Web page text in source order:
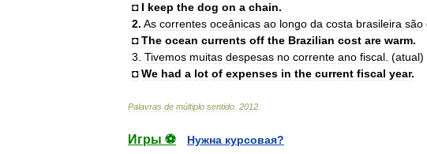
◘ I keep the dog on a chain.
2. As correntes oceânicas ao longo da costa brasileira são
◘ The ocean currents off the Brazilian cost are warm.
3 Tivemos muitas despesas no corrente ano fiscal . (atual)
◘ We had a lot of expenses in the current fiscal year.
Palavras de múltiplo sentido 2012
Игры ⚽
Нужна курсовая?